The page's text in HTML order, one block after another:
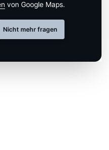
von Google Maps.
Nicht mehr fragen